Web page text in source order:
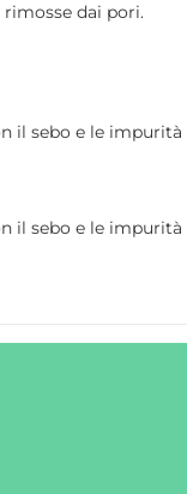
dai pori.
il sebo e le
il sebo e le